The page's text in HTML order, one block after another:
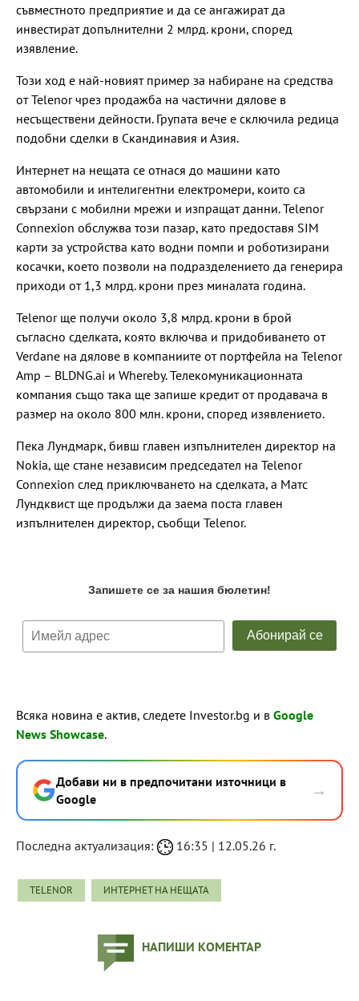
съвместното предприятие и да се ангажират да
инвестират допълнителни 2 млрд. крони, според
изявление.
Този ход е най-новият пример за набиране на средства
от Telenor чрез продажба на частични дялове в
несъществени дейности. Групата вече е сключила редица
подобни сделки в Скандинавия и Азия.
Интернет на нещата се отнася до машини като
автомобили и интелигентни електромери, които са
свързани с мобилни мрежи и изпращат данни. Telenor
Connexion обслужва този пазар, като предоставя SIM
карти за устройства като водни помпи и роботизирани
косачки, което позволи на подразделението да генерира
приходи от 1,3 млрд. крони през миналата година.
Telenor ще получи около 3,8 млрд. крони в брой
съгласно сделката, която включва и придобиването от
Verdane на дялове в компаниите от портфейла на Telenor
Amp – BLDNG.ai и Whereby. Телекомуникационната
компания също така ще запише кредит от продавача в
размер на около 800 млн. крони, според изявлението.
Пека Лундмарк, бивш главен изпълнителен директор на
Nokia, ще стане независим председател на Telenor
Connexion след приключването на сделката, а Матс
Лундквист ще продължи да заема поста главен
изпълнителен директор, съобщи Telenor.
Всяка новина е актив, следете Investor.bg и в Google
News Showcase.
Добави ни в предпочитани източници в
Google
→
Последна актуализация: 16:35 | 12.05.26 г.
TELENOR ИНТЕРНЕТ НА НЕЩАТА
НАПИШИ КОМЕНТАР